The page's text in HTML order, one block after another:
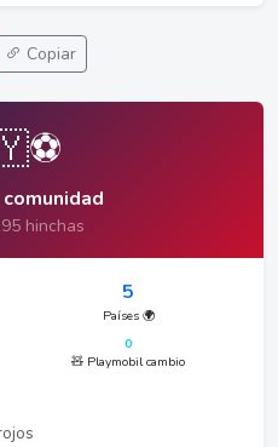
Copiar
hinchas
5
Países 🌍
0
🧸 Playmobil cambio